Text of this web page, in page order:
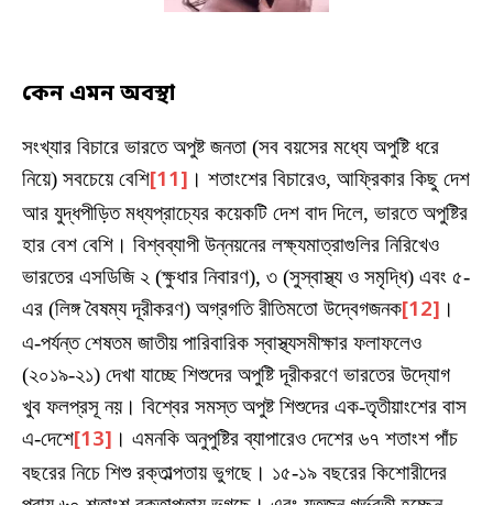
কেন এমন অবস্থা
সংখ্যার বিচারে ভারতে অপুষ্ট জনতা (সব বয়সের মধ্যে অপুষ্টি ধরে
নিয়ে) সবচেয়ে বেশি[11] । শতাংশের বিচারেও, আফ্রিকার কিছু দেশ
আর যুদ্ধপীড়িত মধ্যপ্রাচ্যের কয়েকটি দেশ বাদ দিলে, ভারতে অপুষ্টির
হার বেশ বেশি। বিশ্বব্যাপী উন্নয়নের লক্ষ্যমাত্রাগুলির নিরিখেও
ভারতের এসডিজি ২ (ক্ষুধার নিবারণ), ৩ (সুস্বাস্থ্য ও সমৃদ্ধি) এবং ৫-
এর (লিঙ্গ বৈষম্য দূরীকরণ) অগ্রগতি রীতিমতো উদ্বেগজনক[12] ।
এ-পর্যন্ত শেষতম জাতীয় পারিবারিক স্বাস্থ্যসমীক্ষার ফলাফলেও
(২০১৯-২১) দেখা যাচ্ছে শিশুদের অপুষ্টি দূরীকরণে ভারতের উদ্যোগ
খুব ফলপ্রসূ নয়। বিশ্বের সমস্ত অপুষ্ট শিশুদের এক-তৃতীয়াংশের বাস
এ-দেশে[13] । এমনকি অনুপুষ্টির ব্যাপারেও দেশের ৬৭ শতাংশ পাঁচ
বছরের নিচে শিশু রক্তাল্পতায় ভুগছে। ১৫-১৯ বছরের কিশোরীদের